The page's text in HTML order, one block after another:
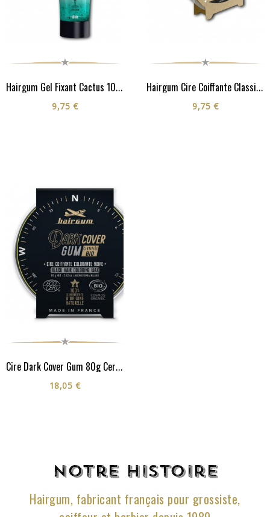
Hairgum Gel Fixant Cactus 100G
9,75 €
Hairgum Cire Coiffante Classic 40G
9,75 €
Cire Dark Cover Gum 80g Certifiée Cosmos Organic**
18,05 €
Notre histoire
Hairgum, fabricant français pour grossiste,